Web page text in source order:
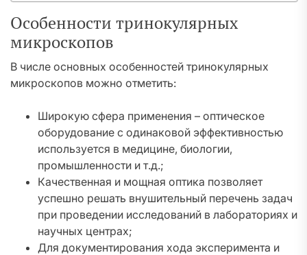
Особенности тринокулярных
микроскопов
В числе основных особенностей тринокулярных
микроскопов можно отметить:
Широкую сфера применения – оптическое
оборудование с одинаковой эффективностью
используется в медицине, биологии,
промышленности и т.д.;
Качественная и мощная оптика позволяет
успешно решать внушительный перечень задач
при проведении исследований в лабораториях и
научных центрах;
Для документирования хода эксперимента и